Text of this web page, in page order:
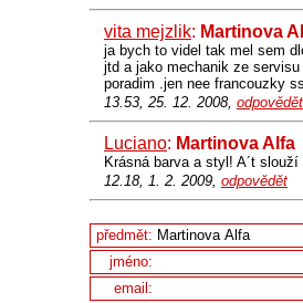
vita mejzlik: Martinova
ja bych to videl tak mel sem
jtd a jako mechanik ze
poradim .jen nee francouzky
13.53, 25. 12. 2008, odpovědět
Luciano: Martinova Alfa
Krásná barva a styl! A´t slouží
12.18, 1. 2. 2009, odpovědět
předmět:
jméno:
email: